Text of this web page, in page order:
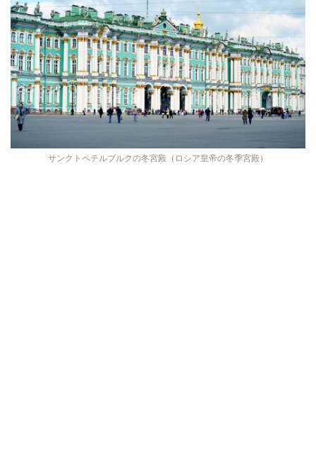
サンクトペテルブルクの冬宮殿（ロシア皇帝の冬季宮殿）